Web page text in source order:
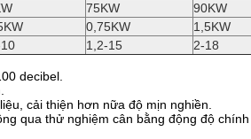
75KW 90KW
0,75KW 1,5KW
1,2-15 2-18
decibel.
cải thiện hơn nữa độ mịn nghiền.
qua thử nghiệm cân bằng động độ chính